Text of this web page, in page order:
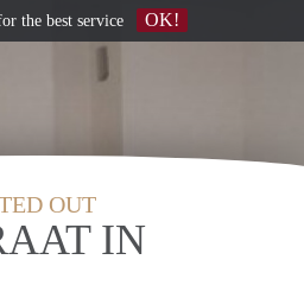
OUT
IN
the best service OK!